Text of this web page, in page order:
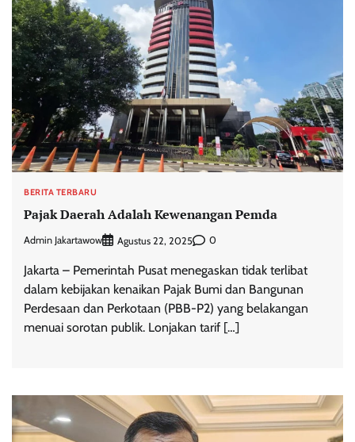
BERITA TERBARU
Pajak Daerah Adalah Kewenangan Pemda
Admin Jakartawow Agustus 22, 2025 0
Jakarta – Pemerintah Pusat menegaskan tidak terlibat
dalam kebijakan kenaikan Pajak Bumi dan Bangunan
Perdesaan dan Perkotaan (PBB-P2) yang belakangan
menuai sorotan publik. Lonjakan tarif […]